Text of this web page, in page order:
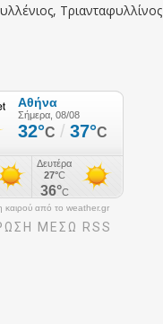
Τριανταφυλλίνος
καιρού από το weather.gr
ΜΕΣΩ RSS